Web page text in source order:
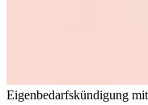
Eigenbedarfskündigung